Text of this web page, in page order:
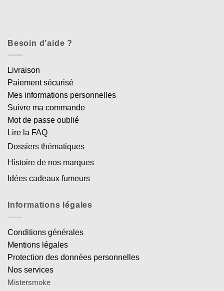
Besoin d’aide ?
Livraison
Paiement sécurisé
Mes informations personnelles
Suivre ma commande
Mot de passe oublié
Lire la FAQ
Dossiers thématiques
Histoire de nos marques
Idées cadeaux fumeurs
Informations légales
Conditions générales
Mentions légales
Protection des données personnelles
Nos services
Mistersmoke